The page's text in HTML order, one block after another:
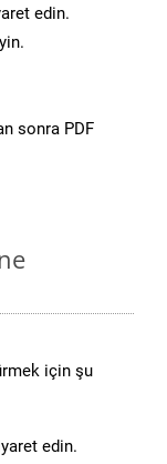
edin.
sonra PDF
için şu
edin.